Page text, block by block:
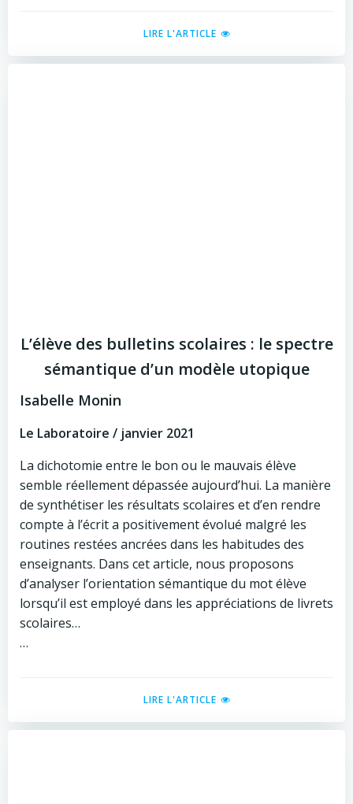
LIRE L'ARTICLE
L’élève des bulletins scolaires : le spectre
sémantique d’un modèle utopique
Isabelle Monin
Le Laboratoire / janvier 2021
La dichotomie entre le bon ou le mauvais élève
semble réellement dépassée aujourd’hui. La manière
de synthétiser les résultats scolaires et d’en rendre
compte à l’écrit a positivement évolué malgré les
routines restées ancrées dans les habitudes des
enseignants. Dans cet article, nous proposons
d’analyser l’orientation sémantique du mot élève
lorsqu’il est employé dans les appréciations de livrets
scolaires…
…
LIRE L'ARTICLE